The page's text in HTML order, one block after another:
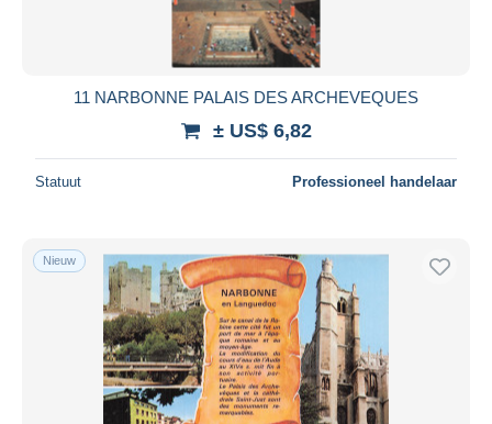
11 NARBONNE PALAIS DES ARCHEVEQUES
± US$ 6,82
Statuut Professioneel handelaar
Nieuw